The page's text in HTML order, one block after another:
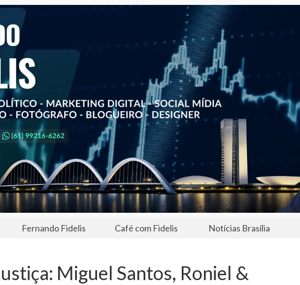
Fernando Fidelis Café com Fidelis Notícias Brasília
Miguel Santos, Roniel &